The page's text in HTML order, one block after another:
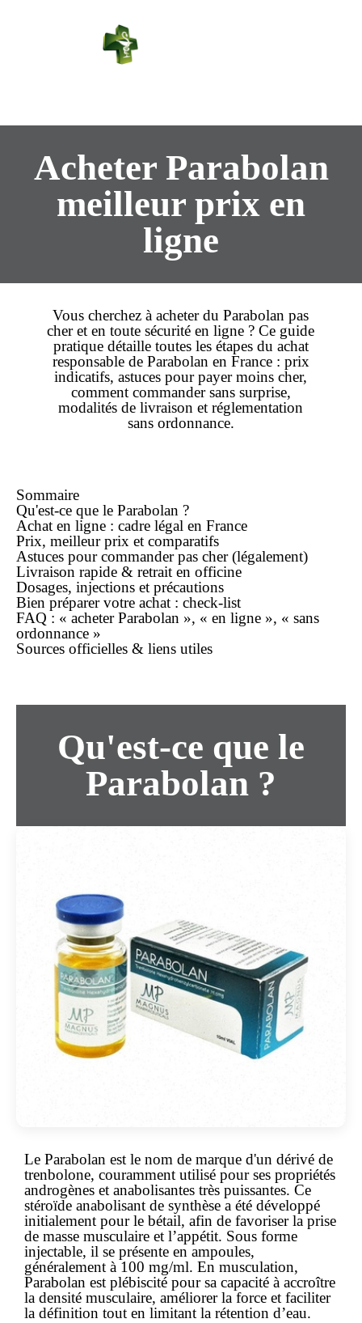
Acheter Parabolan
meilleur prix en
ligne
Vous cherchez àacheterdu Parabolanpas
cheret en toute sécuritéen ligne ? Ce guide
pratique détaille toutes les étapes du achat
responsable de Parabolan en France : prix
indicatifs, astuces pour payermoins cher,
comment commandersans surprise,
modalités de livraison et réglementation
sans ordonnance.
Sommaire
Qu'est-ce que le Parabolan ?
Achat en ligne : cadre légal en France
Prix, meilleur prix et comparatifs
Astuces pour commanderpas cher(légalement)
Livraison rapide & retrait en officine
Dosages, injections et précautions
Bien préparer votre achat : check-list
FAQ : « acheter Parabolan », « en ligne », « sans
ordonnance »
Sources officielles & liens utiles
Qu'est-ce que le
Parabolan ?
Le Parabolan est le nom de marque d'un dérivé de
trenbolone, couramment utilisé pour ses propriétés
androgènes et anabolisantes très puissantes. Ce
stéroïde anabolisant de synthèse a été développé
initialement pour le bétail, afin de favoriser la prise
de masse musculaire et l’appétit. Sous forme
injectable, il se présente en ampoules,
généralement à 100 mg/ml. En musculation,
Parabolan est plébiscité pour sa capacité à accroître
la densité musculaire, améliorer la force et faciliter
la définition tout en limitant la rétention d’eau.